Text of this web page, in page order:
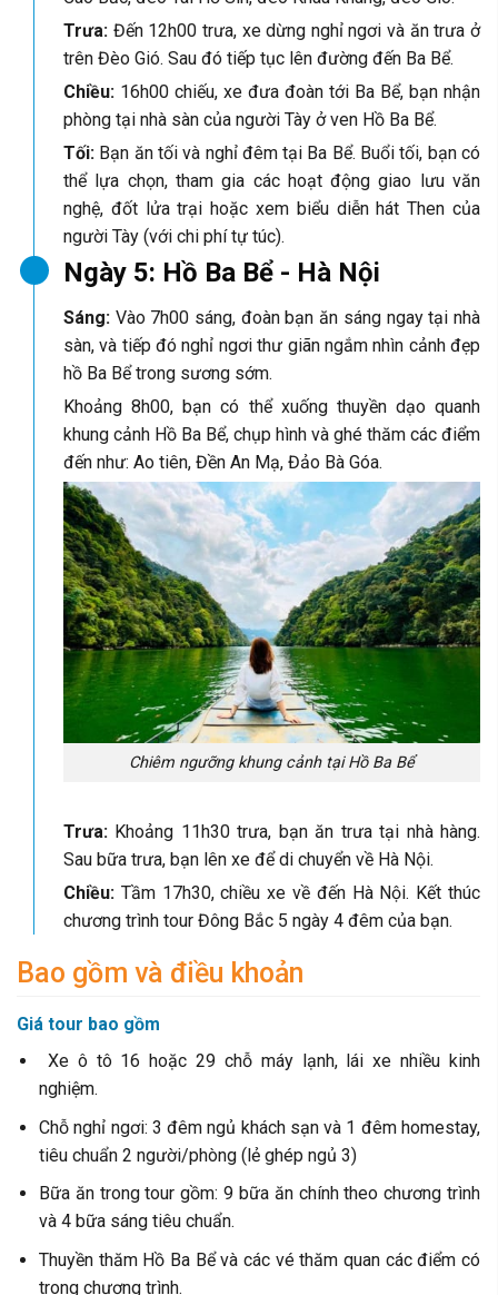
Trưa: Đến 12h00 trưa, xe dừng nghỉ ngơi và ăn trưa ở
trên Đèo Gió. Sau đó tiếp tục lên đường đến Ba Bể.
Chiều: 16h00 chiếu, xe đưa đoàn tới Ba Bể, bạn nhận
phòng tại nhà sàn của người Tày ở ven Hồ Ba Bể.
Tối: Bạn ăn tối và nghỉ đêm tại Ba Bể. Buổi tối, bạn có
thể lựa chọn, tham gia các hoạt động giao lưu văn
nghệ, đốt lửa trại hoặc xem biểu diễn hát Then của
người Tày (với chi phí tự túc).
Ngày 5: Hồ Ba Bể - Hà Nội
Sáng: Vào 7h00 sáng, đoàn bạn ăn sáng ngay tại nhà
sàn, và tiếp đó nghỉ ngơi thư giãn ngắm nhìn cảnh đẹp
hồ Ba Bể trong sương sớm.
Khoảng 8h00, bạn có thể xuống thuyền dạo quanh
khung cảnh Hồ Ba Bể, chụp hình và ghé thăm các điểm
đến như: Ao tiên, Đền An Mạ, Đảo Bà Góa.
Chiêm ngưỡng khung cảnh tại Hồ Ba Bể
Trưa: Khoảng 11h30 trưa, bạn ăn trưa tại nhà hàng.
Sau bữa trưa, bạn lên xe để di chuyển về Hà Nội.
Chiều: Tầm 17h30, chiều xe về đến Hà Nội. Kết thúc
chương trình tour Đông Bắc 5 ngày 4 đêm của bạn.
Bao gồm và điều khoản
Giá tour bao gồm
Xe ô tô 16 hoặc 29 chỗ máy lạnh, lái xe nhiều kinh
nghiệm.
Chỗ nghỉ ngơi: 3 đêm ngủ khách sạn và 1 đêm homestay,
tiêu chuẩn 2 người/phòng (lẻ ghép ngủ 3)
Bữa ăn trong tour gồm: 9 bữa ăn chính theo chương trình
và 4 bữa sáng tiêu chuẩn.
Thuyền thăm Hồ Ba Bể và các vé thăm quan các điểm có
trong chương trình.